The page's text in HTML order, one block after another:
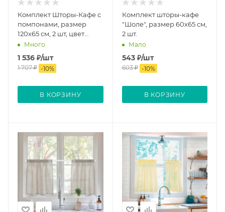
Комплект Шторы-Кафе с
помпонами, размер
120х65 см, 2 шт, цвет
белый
Много
1 536 ₽/шт
1 707₽ -10%
В КОРЗИНУ
Комплект шторы-кафе
"Шоле", размер 60х65 см,
2 шт.
Мало
543₽/шт
603₽ -10%
В КОРЗИНУ